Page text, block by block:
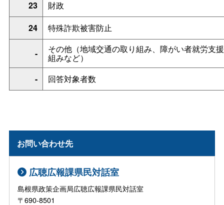
23
財政
24
特殊詐欺被害防止
- その他（地域交通の取り組み、障がい者就労支
組みなど）
-
回答対象者数
お問い合わせ先
広聴広報課県民対話室
島根県政策企画局広聴広報課県民対話室
〒690-8501